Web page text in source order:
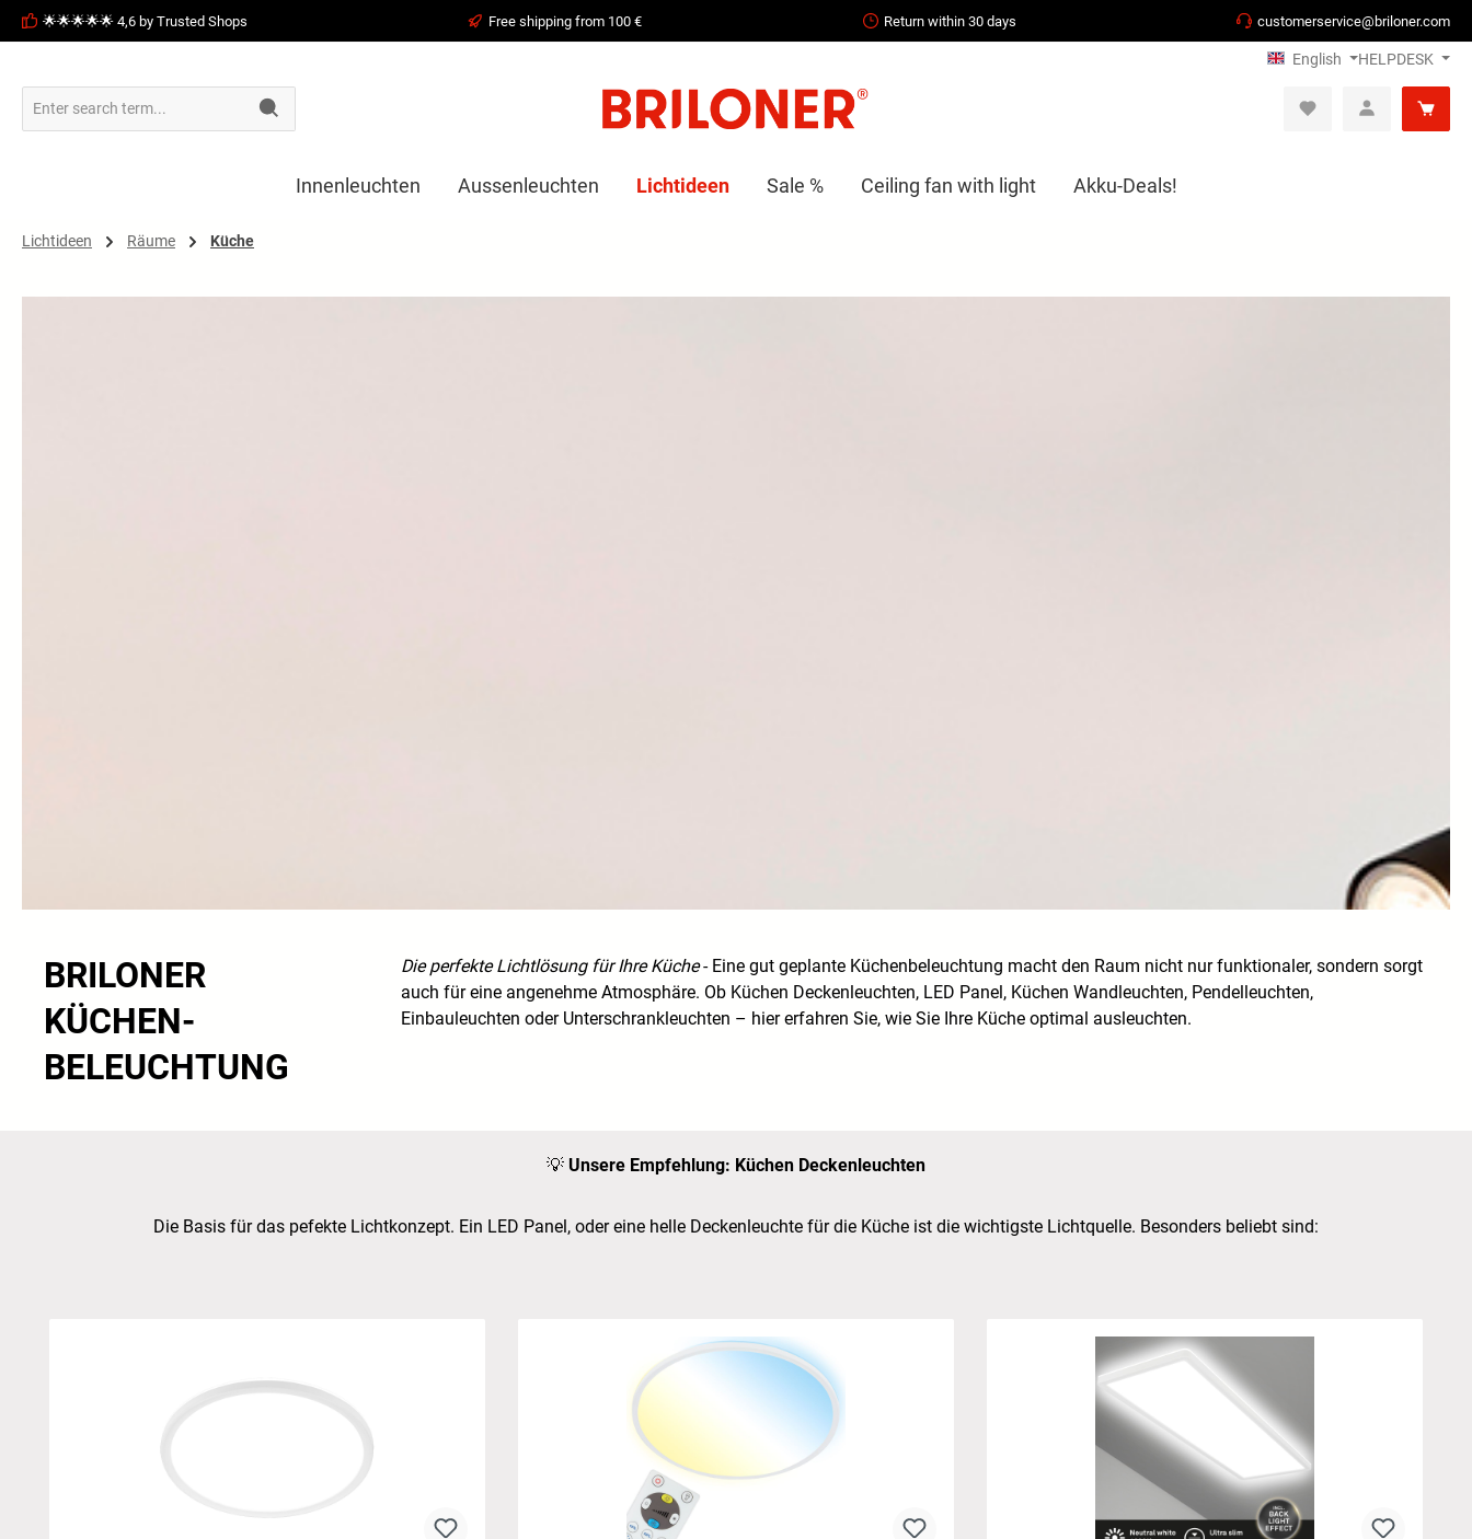
Skip to main navigation
🌟🌟🌟🌟🌟 4,6 by Trusted Shops Free shipping from 100 € Return within 30 days customerservice@briloner.com
English HELPDESK
Innenleuchten Aussenleuchten Lichtideen Sale % Ceiling fan with light Akku-Deals!
Lichtideen Räume Küche
BRILONER
KÜCHEN-
BELEUCHTUNG
Die perfekte Lichtlösung für Ihre Küche- Eine gut geplante Küchenbeleuchtung macht den Raum nicht nur funktionaler, sondern sorgt
auch für eine angenehme Atmosphäre. Ob Küchen Deckenleuchten, LED Panel, Küchen Wandleuchten, Pendelleuchten,
Einbauleuchten oder Unterschrankleuchten – hier erfahren Sie, wie Sie Ihre Küche optimal ausleuchten.
💡 Unsere Empfehlung: Küchen Deckenleuchten
Die Basis für das pefekte Lichtkonzept. Ein LED Panel, oder eine helle Deckenleuchte für die Küche ist die wichtigste Lichtquelle. Besonders beliebt sind: